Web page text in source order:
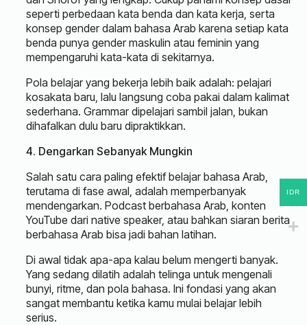
seperti perbedaan kata benda dan kata kerja, serta
konsep gender dalam bahasa Arab karena setiap kata
benda punya gender maskulin atau feminin yang
mempengaruhi kata-kata di sekitarnya.
Pola belajar yang bekerja lebih baik adalah: pelajari
kosakata baru, lalu langsung coba pakai dalam kalimat
sederhana. Grammar dipelajari sambil jalan, bukan
dihafalkan dulu baru dipraktikkan.
4. Dengarkan Sebanyak Mungkin
Salah satu cara paling efektif belajar bahasa Arab,
terutama di fase awal, adalah memperbanyak
mendengarkan. Podcast berbahasa Arab, konten
YouTube dari native speaker, atau bahkan siaran berita
berbahasa Arab bisa jadi bahan latihan.
Di awal tidak apa-apa kalau belum mengerti banyak.
Yang sedang dilatih adalah telinga untuk mengenali
bunyi, ritme, dan pola bahasa. Ini fondasi yang akan
sangat membantu ketika kamu mulai belajar lebih
serius.
IDR